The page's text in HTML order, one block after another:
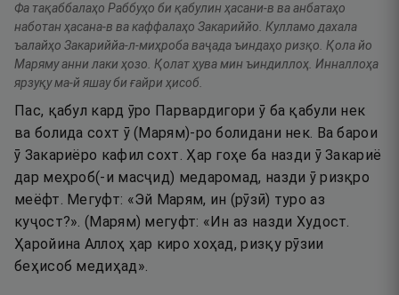
Фа тақаббалаҳо Раббуҳо би қабулин ҳасани-в ва анбатаҳо
наботан ҳасана-в ва каффалаҳо Закариййо. Кулламо дахала
ъалайҳо Закариййа-л-миҳроба ваҷада ъиндаҳо ризқо. Қола йо
Маряму анни лаки ҳозо. Қолат ҳува мин ъиндиллоҳ. Инналлоҳа
ярзуқу ма-й яшау би ғайри ҳисоб.
Пас, қабул кард ӯро Парвардигори ӯ ба қабули нек
ва болида сохт ӯ (Марям)-ро болидани нек. Ва барои
ӯ Закариёро кафил сохт. Ҳар гоҳе ба назди ӯ Закариё
дар меҳроб(-и масҷид) медаромад, назди ӯ ризқро
меёфт. Мегуфт: «Эй Марям, ин (рӯзӣ) туро аз
куҷост?». (Марям) мегуфт: «Ин аз назди Худост.
Ҳаройина Аллоҳ ҳар киро хоҳад, ризқу рӯзии
беҳисоб медиҳад».